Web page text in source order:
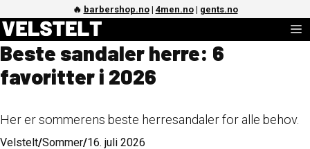
til
innhold
🔥 barbershop.no| 4men.no| gents.no
Beste sandaler herre: 6
favoritter i 2026
Her er sommerens beste herresandaler for alle behov.
Velstelt/Sommer/16. juli 2026